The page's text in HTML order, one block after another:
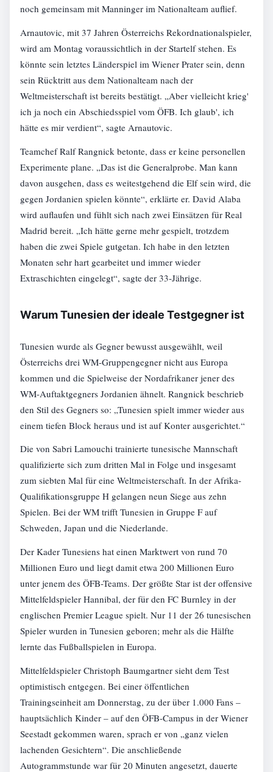
noch gemeinsam mit Manninger im Nationalteam auflief.
Arnautovic, mit 37 Jahren Österreichs Rekordnationalspieler,
wird am Montag voraussichtlich in der Startelf stehen. Es
könnte sein letztes Länderspiel im Wiener Prater sein, denn
sein Rücktritt aus dem Nationalteam nach der
Weltmeisterschaft ist bereits bestätigt. „Aber vielleicht krieg'
ich ja noch ein Abschiedsspiel vom ÖFB. Ich glaub', ich
hätte es mir verdient“, sagte Arnautovic.
Teamchef Ralf Rangnick betonte, dass er keine personellen
Experimente plane. „Das ist die Generalprobe. Man kann
davon ausgehen, dass es weitestgehend die Elf sein wird, die
gegen Jordanien spielen könnte“, erklärte er. David Alaba
wird auflaufen und fühlt sich nach zwei Einsätzen für Real
Madrid bereit. „Ich hätte gerne mehr gespielt, trotzdem
haben die zwei Spiele gutgetan. Ich habe in den letzten
Monaten sehr hart gearbeitet und immer wieder
Extraschichten eingelegt“, sagte der 33-Jährige.
Warum Tunesien der ideale Testgegner ist
Tunesien wurde als Gegner bewusst ausgewählt, weil
Österreichs drei WM-Gruppengegner nicht aus Europa
kommen und die Spielweise der Nordafrikaner jener des
WM-Auftaktgegners Jordanien ähnelt. Rangnick beschrieb
den Stil des Gegners so: „Tunesien spielt immer wieder aus
einem tiefen Block heraus und ist auf Konter ausgerichtet.“
Die von Sabri Lamouchi trainierte tunesische Mannschaft
qualifizierte sich zum dritten Mal in Folge und insgesamt
zum siebten Mal für eine Weltmeisterschaft. In der Afrika-
Qualifikationsgruppe H gelangen neun Siege aus zehn
Spielen. Bei der WM trifft Tunesien in Gruppe F auf
Schweden, Japan und die Niederlande.
Der Kader Tunesiens hat einen Marktwert von rund 70
Millionen Euro und liegt damit etwa 200 Millionen Euro
unter jenem des ÖFB-Teams. Der größte Star ist der offensive
Mittelfeldspieler Hannibal, der für den FC Burnley in der
englischen Premier League spielt. Nur 11 der 26 tunesischen
Spieler wurden in Tunesien geboren; mehr als die Hälfte
lernte das Fußballspielen in Europa.
Mittelfeldspieler Christoph Baumgartner sieht dem Test
optimistisch entgegen. Bei einer öffentlichen
Trainingseinheit am Donnerstag, zu der über 1.000 Fans –
hauptsächlich Kinder – auf den ÖFB-Campus in der Wiener
Seestadt gekommen waren, sprach er von „ganz vielen
lachenden Gesichtern“. Die anschließende
Autogrammstunde war für 20 Minuten angesetzt, dauerte